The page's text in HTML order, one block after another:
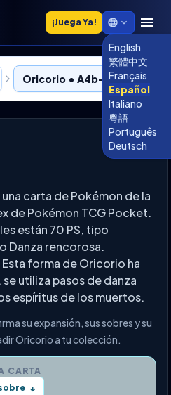
¡Juega Ya!
English
繁體中文
Français
Español
Italiano
粵語
Português
Deutsch
Oricorio • A4b-179
carta de Pokémon de la
de Pokémon TCG Pocket.
están 70 PS, tipo
Danza rencorosa.
forma de Oricorio ha
utiliza pasos de danza
espíritus de los muertos.
su expansión, sus sobres y su
Oricorio a tu colección.
CARTA
↓